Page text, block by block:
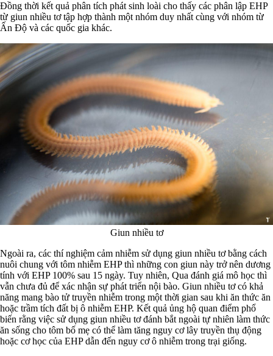
Đồng thời kết quả phân tích phát sinh loài cho thấy các phân lập EHP
từ giun nhiều tơ tập hợp thành một nhóm duy nhất cùng với nhóm từ
Ấn Độ và các quốc gia khác.
Giun nhiều tơ
Ngoài ra, các thí nghiệm cảm nhiễm sử dụng giun nhiều tơ bằng cách
nuôi chung với tôm nhiễm EHP thì những con giun này trở nên dương
tính với EHP 100% sau 15 ngày. Tuy nhiên, Qua đánh giá mô học thì
vẫn chưa đủ để xác nhận sự phát triển nội bào. Giun nhiều tơ có khả
năng mang bào tử truyền nhiễm trong một thời gian sau khi ăn thức ăn
hoặc trầm tích đất bị ô nhiễm EHP. Kết quả ủng hộ quan điểm phổ
biến rằng việc sử dụng giun nhiều tơ đánh bắt ngoài tự nhiên làm thức
ăn sống cho tôm bố mẹ có thể làm tăng nguy cơ lây truyền thụ động
hoặc cơ học của EHP dẫn đến nguy cơ ô nhiễm trong trại giống.